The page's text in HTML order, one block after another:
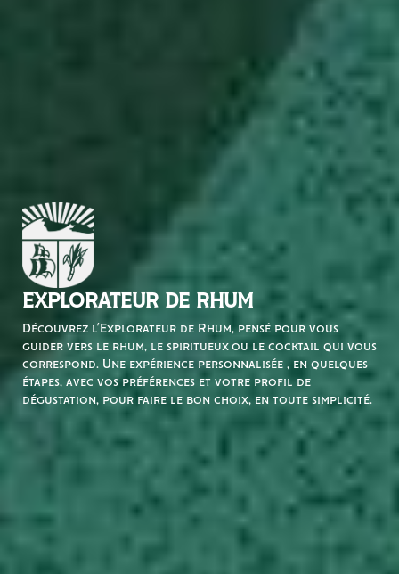
EXPLORATEUR DE RHUM
Découvrez l’Explorateur de Rhum, pensé pour vous
guider vers le rhum, le spiritueux ou le cocktail qui vous
correspond. Une expérience personnalisée , en quelques
étapes, avec vos préférences et votre profil de
dégustation, pour faire le bon choix, en toute simplicité.